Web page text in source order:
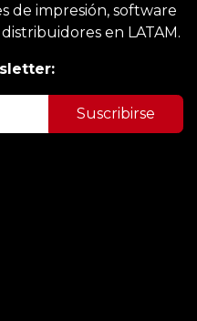
de impresión, software
en LATAM.
Suscribirse